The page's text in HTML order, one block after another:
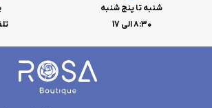
شنبه تا پنج شنبه
۸:۳۰ الی 17